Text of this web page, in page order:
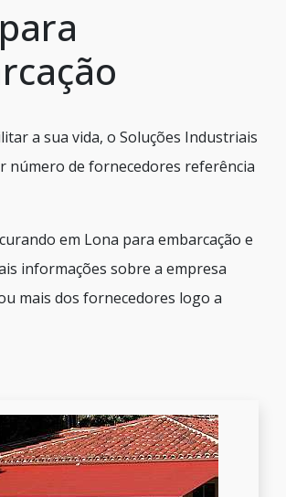
a sua vida, o Soluções Industriais
número de fornecedores referência
em Lona para embarcação e
informações sobre a empresa
mais dos fornecedores logo a